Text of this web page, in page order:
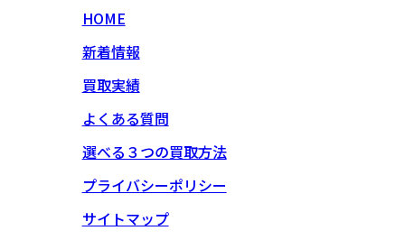
HOME
新着情報
買取実績
よくある質問
選べる３つの買取方法
プライバシーポリシー
サイトマップ